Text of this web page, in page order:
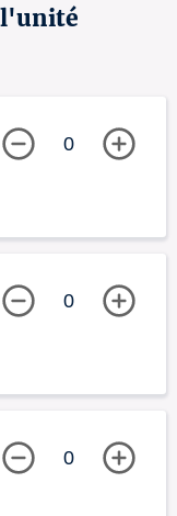
l'unité
0
0
0